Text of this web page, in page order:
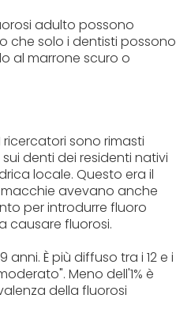
adulto possono
che solo i dentisti possono
al marrone scuro o
sono rimasti
denti dei residenti nativi
locale. Questo era il
avevano anche
per introdurre fluoro
causare fluorosi.
È più diffuso tra i 12 e i
Meno dell'1% è
della fluorosi